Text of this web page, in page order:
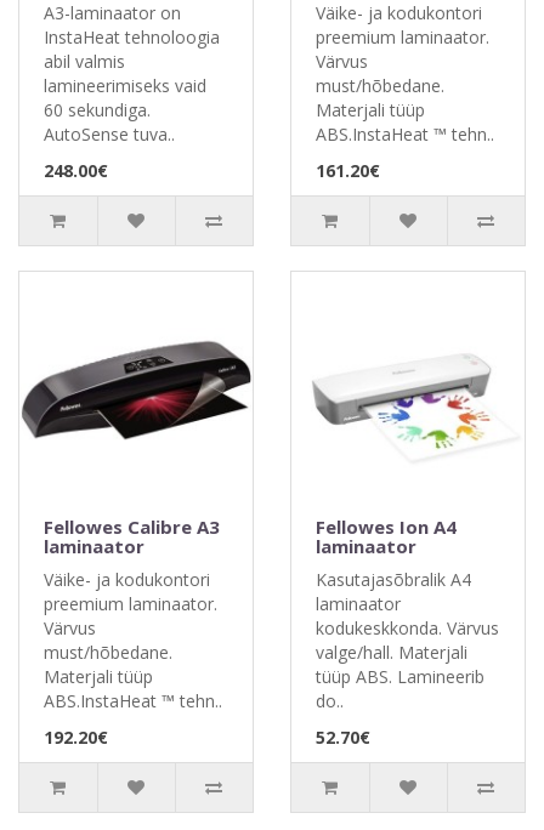
A3-laminaator on
InstaHeat tehnoloogia
abil valmis
lamineerimiseks vaid
60 sekundiga.
AutoSense tuva..
248.00€
Väike- ja kodukontori
preemium laminaator.
Värvus
must/hõbedane.
Materjali tüüp
ABS.InstaHeat ™ tehn..
161.20€
Fellowes Calibre A3
laminaator
Väike- ja kodukontori
preemium laminaator.
Värvus
must/hõbedane.
Materjali tüüp
ABS.InstaHeat ™ tehn..
192.20€
Fellowes Ion A4
laminaator
Kasutajasõbralik A4
laminaator
kodukeskkonda. Värvus
valge/hall. Materjali
tüüp ABS. Lamineerib
do..
52.70€